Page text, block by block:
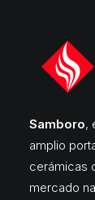
Samboro,
amplio
cerámicas
mercado